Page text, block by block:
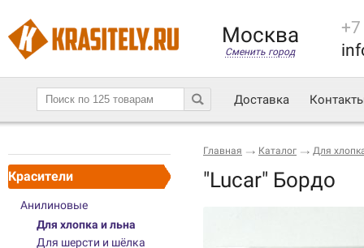
Москва
Сменить город
Доставка
Красители
Анилиновые
Для хлопка и льна
Для шерсти и шёлка
Главная Каталог Для
"Lucar" Бордо